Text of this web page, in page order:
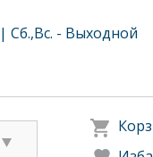
Сб.,Вс. - Выходной